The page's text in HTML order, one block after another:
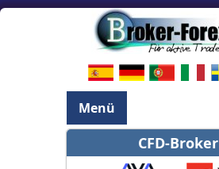
Menü
CFD-Broker